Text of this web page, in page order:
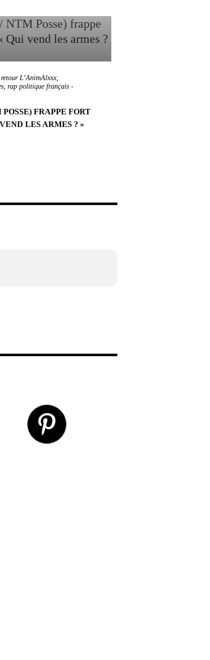
retour L’AnimAlxxx,
, rap politique français -
FRAPPE FORT
LES ARMES ? »